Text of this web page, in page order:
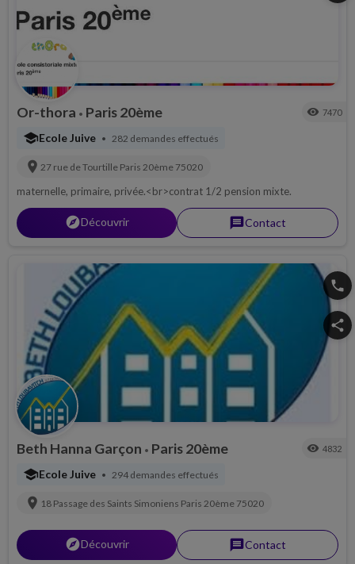
Or-thora • Paris 20ème visibility 7470
schoolEcole Juive • 282 demandes effectués
location_on 27 rue de Tourtille Paris 20ème 75020
maternelle, primaire, privée.<br>contrat 1/2 pension mixte.
explorerDécouvrir messageContact
phone
share
Beth Hanna Garçon • Paris 20ème visibility 4832
schoolEcole Juive • 294 demandes effectués
location_on 18 Passage des Saints Simoniens Paris 20ème 75020
explorerDécouvrir messageContact